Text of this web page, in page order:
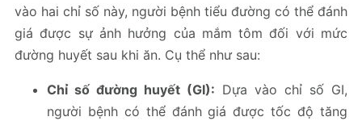
vào hai chỉ số này, người bệnh tiểu đường có thể đánh
giá được sự ảnh hưởng của mắm tôm đối với mức
đường huyết sau khi ăn. Cụ thể như sau:
Chỉ số đường huyết (GI): Dựa vào chỉ số GI,
người bệnh có thể đánh giá được tốc độ tăng